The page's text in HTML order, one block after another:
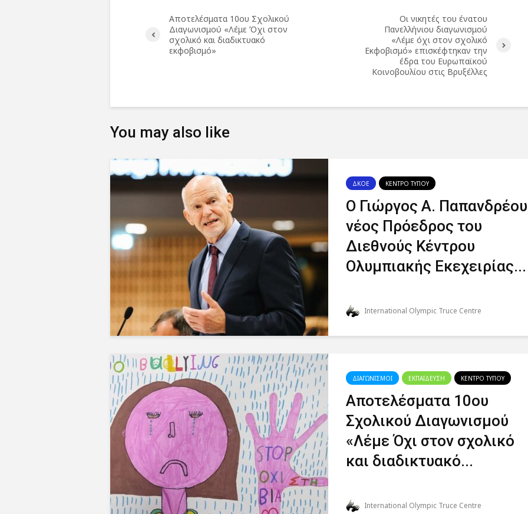
Αποτελέσματα 10ου Σχολικού
Διαγωνισμού «Λέμε Όχι στον
σχολικό και διαδικτυακό
εκφοβισμό»
Οι νικητές του ένατου
Πανελλήνιου διαγωνισμού
«Λέμε όχι στον σχολικό
Εκφοβισμό» επισκέφτηκαν την
έδρα του Ευρωπαϊκού
Κοινοβουλίου στις Βρυξέλλες
You may also like
ΔΚΟΕ ΚΕΝΤΡΟ ΤΥΠΟΥ
Ο Γιώργος Α.
νέος Πρόεδρος του
Διεθνούς Κέντρου
Ολυμπιακής Εκεχειρίας...
International Olympic Truce Centre
ΔΙΑΓΩΝΙΣΜΟΙ ΕΚΠΑΙΔΕΥΣΗ ΚΕΝΤΡΟ ΤΥΠΟΥ
Αποτελέσματα 10ου
Σχολικού Διαγωνισμού
«Λέμε Όχι στον σχολικό
και διαδικτυακό...
International Olympic Truce Centre